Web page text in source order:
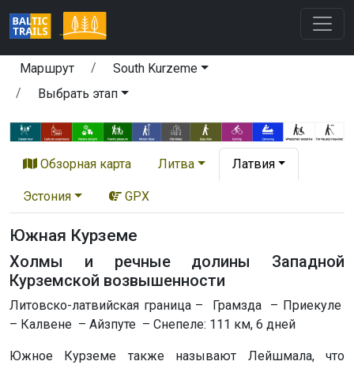
Маршрут
South Kurzeme
Выбрать этап
Обзорная карта Литва Латвия
Эстония GPX
Южная Курземе
Холмы и речные долины Западной
Курземской возвышенности
Литовско-латвийская граница – Грамзда – Приекуле
– Калвене – Айзпуте – Снепеле: 111 км, 6 дней
Южное Курземе также называют Лейшмала, что